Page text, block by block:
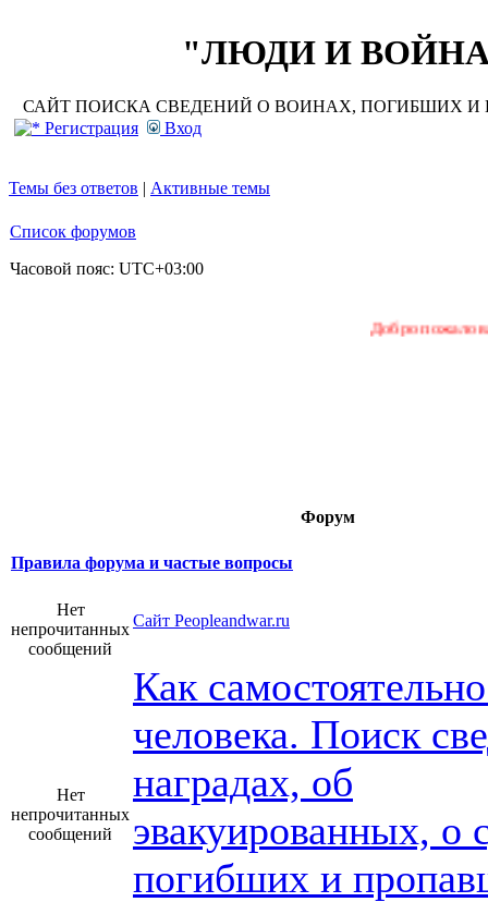
"ЛЮДИ И ВОЙНА"
САЙТ ПОИСКА СВЕДЕНИЙ О ВОИНАХ, ПОГИБШИХ И
Регистрация
Вход
Темы без ответов | Активные темы
Список форумов
Часовой пояс: UTC+03:00
Добро пожаловать на
Форум
Правила форума и частые вопросы
Нет
непрочитанных
сообщений
Сайт Peopleandwar.ru
Нет
непрочитанных
сообщений
Как
человека. Поиск
наградах, об
эвакуированных, о
погибших и